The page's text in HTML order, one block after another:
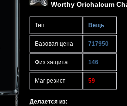
Worthy Orichalcum
Тип Вещь
Базовая цена 717950
Физ защита 146
Маг резист 59
Делается из: